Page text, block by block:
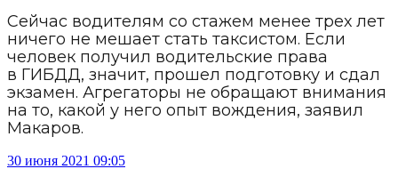
Сейчас водителям со стажем менее трех лет
ничего не мешает стать таксистом. Если
человек получил водительские права
в ГИБДД, значит, прошел подготовку и сдал
экзамен. Агрегаторы не обращают внимания
на то, какой у него опыт вождения, заявил
Макаров.
30 июня 2021 09:05